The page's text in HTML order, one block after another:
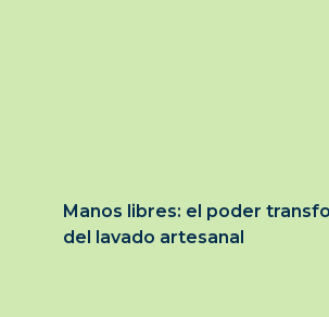
Manos libres: el poder
del lavado artesanal